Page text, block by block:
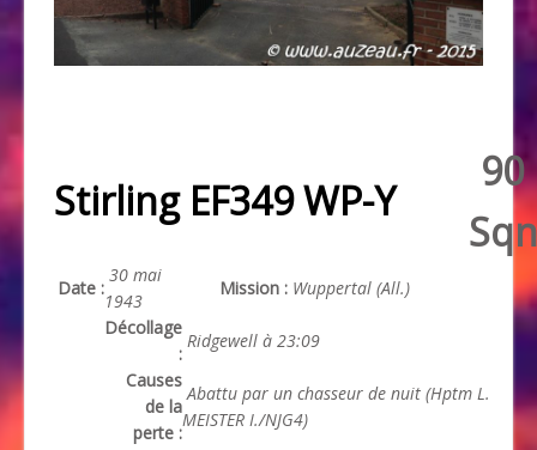
Stirling EF349 WP-Y
90
Sqn
Date :
30 mai
1943
Mission : Wuppertal (All.)
Décollage
:
Ridgewell à 23:09
Causes
de la
perte :
Abattu par un chasseur de nuit (Hptm L.
MEISTER I./NJG4)